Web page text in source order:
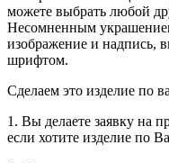
можете выбрать любой
Несомненным
изображение и надпись,
шрифтом.
Сделаем это изделие по
1. Вы делаете заявку на
если хотите изделие по